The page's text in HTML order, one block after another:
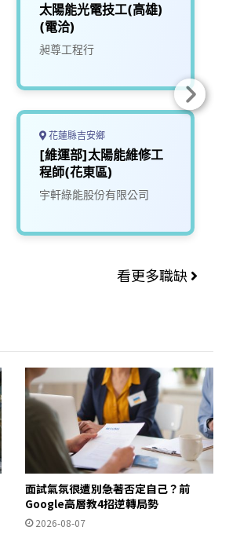
太陽能光電技工(高雄)
(電洽)
昶尊工程行
花蓮縣吉安鄉
[維運部]太陽能維修工
程師(花東區)
宇軒綠能股份有限公司
看更多職缺
面試氣氛很遭別急著否定自己？前
Google高層教4招逆轉局勢
2026-08-07